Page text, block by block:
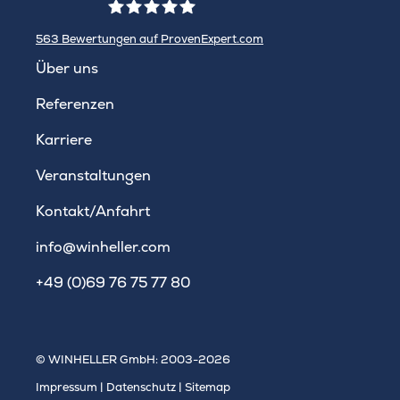
563 Bewertungen auf ProvenExpert.com
Über uns
Referenzen
Karriere
Veranstaltungen
Kontakt/Anfahrt
info@winheller.com
+49 (0)69 76 75 77 80
© WINHELLER GmbH: 2003-2026
Impressum | Datenschutz | Sitemap